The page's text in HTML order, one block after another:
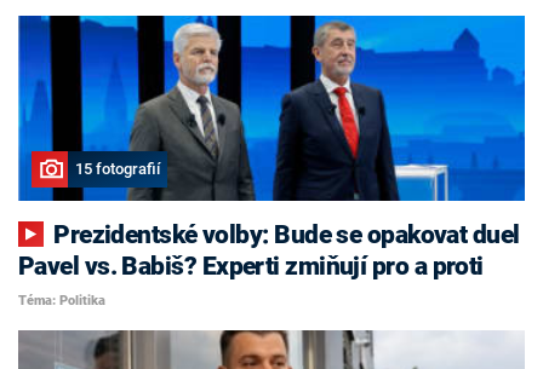
15 fotografií
Pavel vs. Babiš? Experti zmiňují pro a proti
Téma: Politika